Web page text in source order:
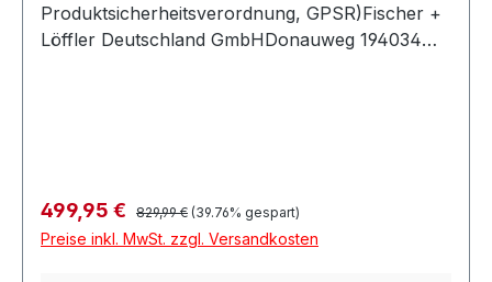
Produktsicherheitsverordnung, GPSR)Fischer +
Löffler Deutschland GmbHDonauweg 194034
Verkaufspreis:
499,95 € Regulärer Preis:
829,99 € (39.76% gespart)
Preise inkl. MwSt. zzgl. Versandkosten